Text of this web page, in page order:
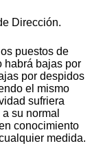
Dirección.
puestos de
habrá bajas por
por despidos
el mismo
sufriera
su normal
conocimiento
medida.